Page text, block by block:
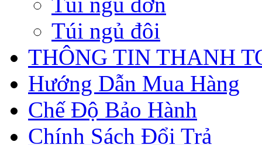
Túi ngủ đôi
THÔNG TIN THANH
Hướng Dẫn Mua Hàng
Chế Độ Bảo Hành
Chính Sách Đổi Trả